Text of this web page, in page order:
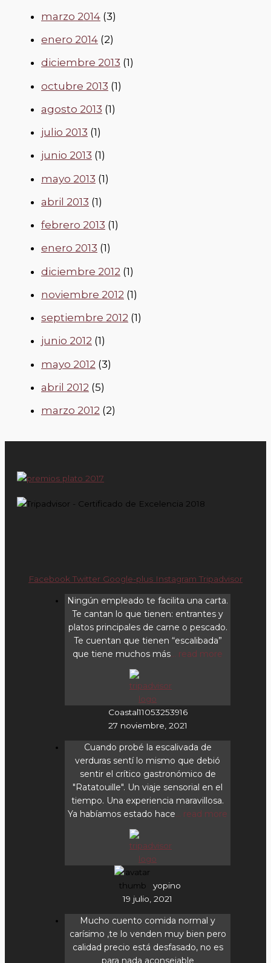
marzo 2014 (3)
enero 2014 (2)
diciembre 2013 (1)
octubre 2013 (1)
agosto 2013 (1)
julio 2013 (1)
junio 2013 (1)
mayo 2013 (1)
abril 2013 (1)
febrero 2013 (1)
enero 2013 (1)
diciembre 2012 (1)
noviembre 2012 (1)
septiembre 2012 (1)
junio 2012 (1)
mayo 2012 (3)
abril 2012 (5)
marzo 2012 (2)
Facebook Twitter Google-plus Instagram Tripadvisor
Ningún empleado te facilita una carta.
Te cantan lo que tienen: entrantes y
platos principales de carne o pescado.
Te cuentan que tienen “escalibada”
que tiene muchos más... read more
Coastal11053253916
27 noviembre, 2021
Cuando probé la escalivada de
verduras sentí lo mismo que debió
sentir el crítico gastronómico de
"Ratatouille". Un viaje sensorial en el
tiempo. Una experiencia maravillosa.
Ya habíamos estado hace... read more
yopino
19 julio, 2021
Mucho cuento comida normal y
carísimo ,te lo venden muy bien pero
calidad precio está desfasado, no es
para nada aconsejable